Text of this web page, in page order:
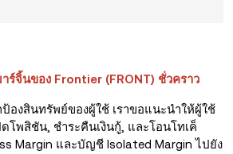
ร์จิ้นของ Frontier (FRONT) ชั่วคราว
องสินทรัพย์ของผู้ใช้ เราขอแนะนำให้ผู้ใช้
โพสิชัน, ชำระคืนเงินกู้, และโอนโทเค็
Margin และบัญชี Isolated Margin ไปยัง